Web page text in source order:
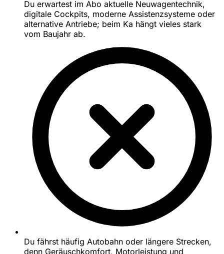
Du erwartest im Abo aktuelle Neuwagentechnik,
digitale Cockpits, moderne Assistenzsysteme oder
alternative Antriebe; beim Ka hängt vieles stark
vom Baujahr ab.
Du fährst häufig Autobahn oder längere Strecken,
denn Geräuschkomfort, Motorleistung und